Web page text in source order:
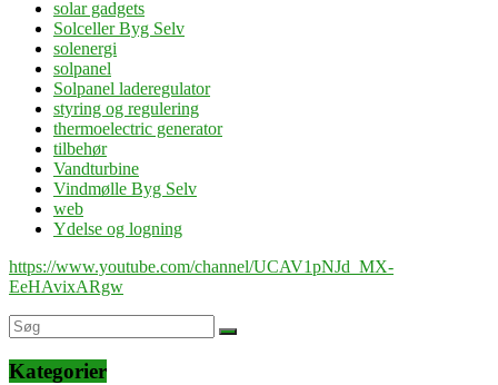
solar gadgets
Solceller Byg Selv
solenergi
solpanel
Solpanel laderegulator
styring og regulering
thermoelectric generator
tilbehør
Vandturbine
Vindmølle Byg Selv
web
Ydelse og logning
https://www.youtube.com/channel/UCAV1pNJd_MX-
EeHAvixARgw
Kategorier